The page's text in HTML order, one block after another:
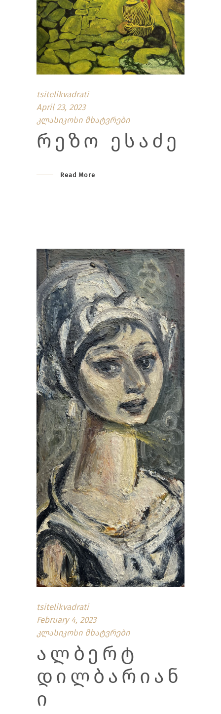
tsitelikvadrati
April 23, 2023
კლასიკოსი მხატვრები
ᲠᲔᲖᲝ ᲔᲡᲐᲫᲔ
Read More
tsitelikvadrati
February 4, 2023
კლასიკოსი მხატვრები
ᲐᲚᲑᲔᲠᲢ
ᲓᲘᲚᲑᲐᲠᲘᲐᲜ
Ი